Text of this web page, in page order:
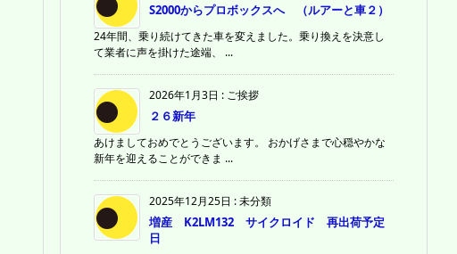
S2000からプロボックスへ （ルアーと車２）
24年間、乗り続けてきた車を変えました。乗り換えを決意し
て業者に声を掛けた途端、 ...
2026年1月3日 : ご挨拶
２６新年
あけましておめでとうございます。 おかげさまで心穏やかな
新年を迎えることができま ...
2025年12月25日 :未分類
増産 K2LM132 サイクロイド 再出荷予定
日